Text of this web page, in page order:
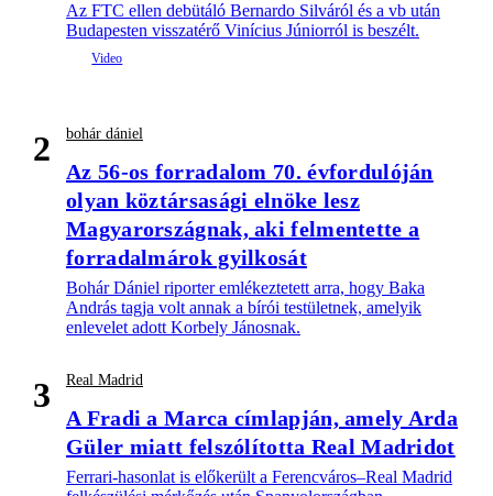
Az FTC ellen debütáló Bernardo Silváról és a vb után
Budapesten visszatérő Vinícius Júniorról is beszélt.
2 bohár dániel
Az 56-os forradalom 70. évfordulóján
olyan köztársasági elnöke lesz
Magyarországnak, aki felmentette a
forradalmárok gyilkosát
Bohár Dániel riporter emlékeztetett arra, hogy Baka
András tagja volt annak a bírói testületnek, amelyik
enlevelet adott Korbely Jánosnak.
3 Real Madrid
A Fradi a Marca címlapján, amely Arda
Güler miatt felszólította Real Madridot
Ferrari-hasonlat is előkerült a Ferencváros–Real Madrid